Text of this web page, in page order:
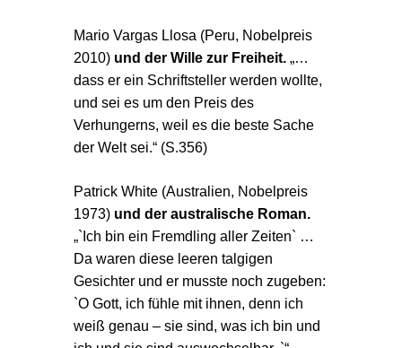
Mario Vargas Llosa (Peru, Nobelpreis
2010) und der Wille zur Freiheit. „…
dass er ein Schriftsteller werden wollte,
und sei es um den Preis des
Verhungerns, weil es die beste Sache
der Welt sei.“ (S.356)
Patrick White (Australien, Nobelpreis
1973) und der australische Roman.
„`Ich bin ein Fremdling aller Zeiten` …
Da waren diese leeren talgigen
Gesichter und er musste noch zugeben:
`O Gott, ich fühle mit ihnen, denn ich
weiß genau – sie sind, was ich bin und